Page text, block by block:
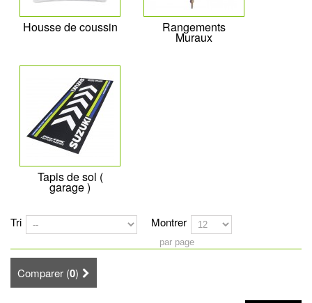
Housse de coussin Rangements
Muraux
Tapis de sol (
garage )
Tri Montrer
par page
Comparer (0)